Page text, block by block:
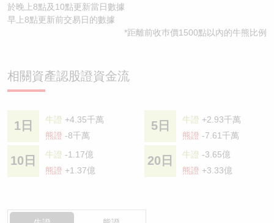
於晚上8點及10點更新當日數據
早上8點更新前交易日的數據
*距離前收巿價1500點以內的牛熊比例
相關資產認股證資金流
1日 牛證 +4.35千萬
熊證 -8千萬
5日 牛證 +2.93千萬
熊證 -7.61千萬
10日 牛證 -1.17億
熊證 +1.37億
20日 牛證 -3.65億
熊證 +3.33億